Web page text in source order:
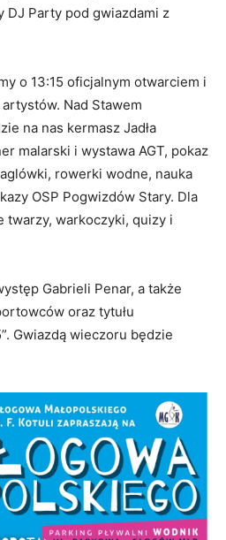
DJ Party pod gwiazdami z
o 13:15 oficjalnym otwarciem i
Nad Stawem
na nas kermasz Jadła
malarski i wystawa AGT, pokaz
rowerki wodne, nauka
OSP Pogwizdów Stary. Dla
twarzy, warkoczyki, quizy i
Gabrieli Penar, a także
oraz tytułu
Gwiazdą wieczoru będzie